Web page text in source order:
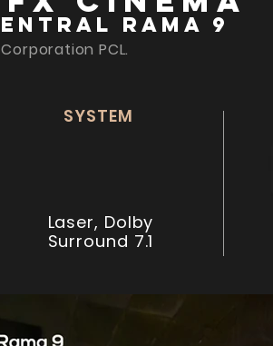
Rama 9
Corporation PCL.
SYSTEM
Laser, Dolby
Surround 7.1